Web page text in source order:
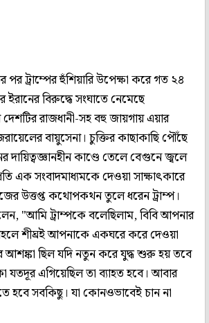
পর ট্রাম্পের হুঁশিয়ারি উপেক্ষা করে গত ২৪
বিরুদ্ধে সংঘাতে নেমেছে
রাজধানী-সহ বহু জায়গায় এয়ার
বায়ুসেনা। চুক্তির কাছাকাছি পৌঁছে
দায়িত্বজ্ঞানহীন কাণ্ডে তেলে বেগুনে জ্বলে
এক সংবাদমাধ্যমকে দেওয়া সাক্ষাৎকারে
উত্তপ্ত কথোপকথন তুলে ধরেন ট্রাম্প।
"আমি ট্রাম্পকে বলেছিলাম, বিবি আপনার
শীঘ্রই আপনাকে একঘরে করে দেওয়া
আশঙ্কা ছিল যদি নতুন করে যুদ্ধ শুরু হয় তবে
যতদূর এগিয়েছিল তা ব্যাহত হবে। আবার
সবকিছু। যা কোনওভাবেই চান না